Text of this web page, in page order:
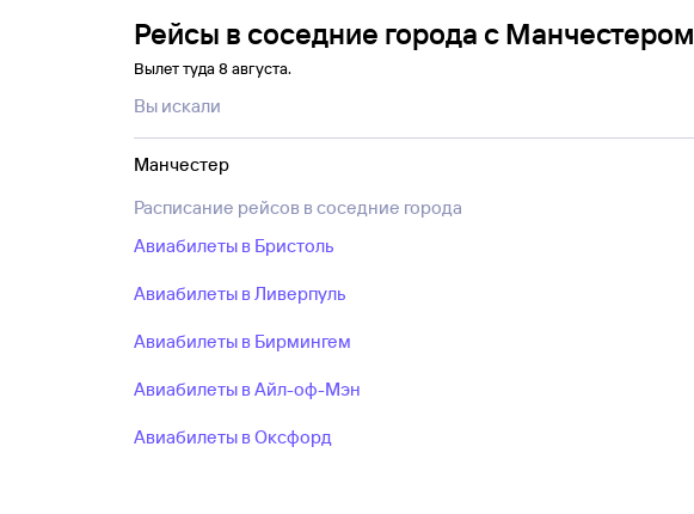
Рейсы в соседние города с Манчестером
Вылет туда 8 августа.
Вы искали
Манчестер
Расписание рейсов в соседние города
Авиабилеты в Бристоль
Авиабилеты в Ливерпуль
Авиабилеты в Бирмингем
Авиабилеты в Айл-оф-Мэн
Авиабилеты в Оксфорд